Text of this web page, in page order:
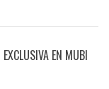
EN MUBI